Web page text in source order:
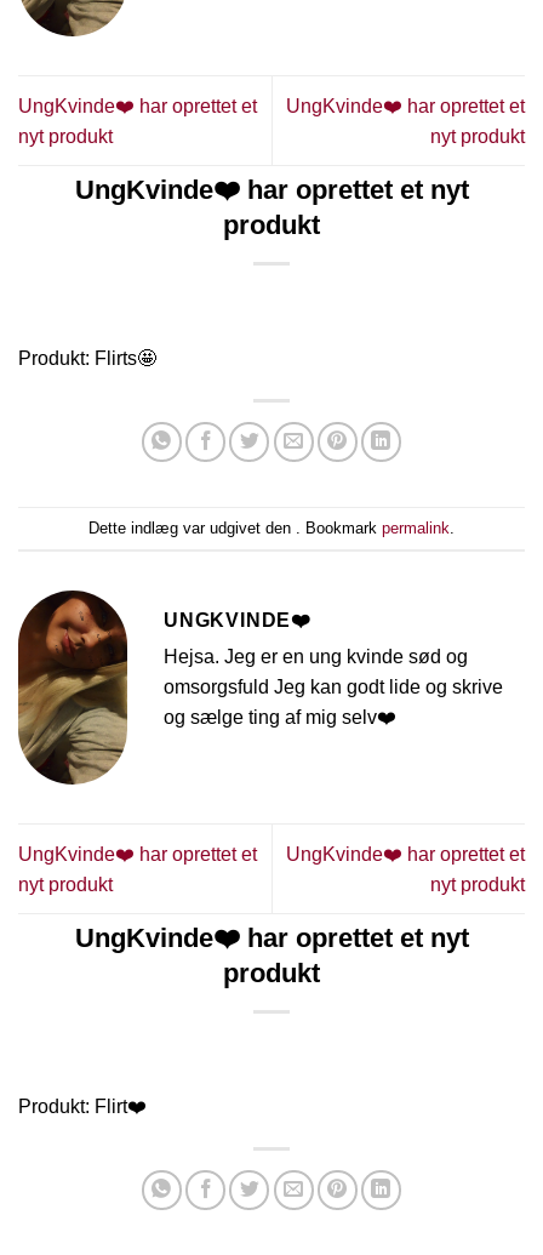
UngKvinde❤️ har oprettet et
nyt produkt
UngKvinde❤️ har oprettet et
nyt produkt
UngKvinde❤️ har oprettet et nyt
produkt
Produkt: Flirts🤩
Dette indlæg var udgivet den . Bookmark permalink
UNGKVINDE❤️
Hejsa. Jeg er en ung kvinde sød og
omsorgsfuld Jeg kan godt lide og skrive
og sælge ting af mig selv❤️
UngKvinde❤️ har oprettet et
nyt produkt
UngKvinde❤️ har oprettet et
nyt produkt
UngKvinde❤️ har oprettet et nyt
produkt
Produkt: Flirt❤️